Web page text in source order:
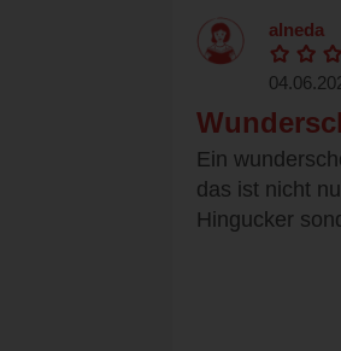
alneda
Ein
das ist nicht
Hingucker